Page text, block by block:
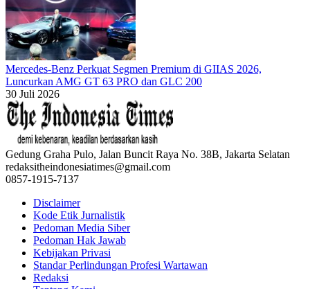
Mercedes-Benz Perkuat Segmen Premium di GIIAS 2026,
Luncurkan AMG GT 63 PRO dan GLC 200
30 Juli 2026
Gedung Graha Pulo, Jalan Buncit Raya No. 38B, Jakarta Selatan
redaksitheindonesiatimes@gmail.com
0857-1915-7137
Disclaimer
Kode Etik Jurnalistik
Pedoman Media Siber
Pedoman Hak Jawab
Kebijakan Privasi
Standar Perlindungan Profesi Wartawan
Redaksi